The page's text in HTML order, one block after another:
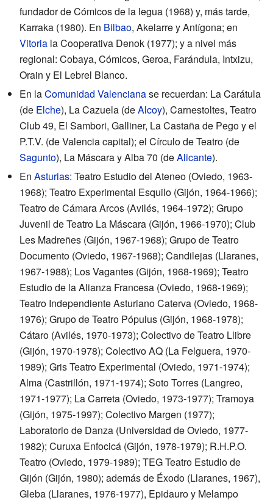
fundador de Cómicos de la legua (1968) y, más tarde,
Karraka (1980). En Bilbao, Akelarre y Antígona; en
Vitoria la Cooperativa Denok (1977); y a nivel más
regional: Cobaya, Cómicos, Geroa, Farándula, Intxizu,
Orain y El Lebrel Blanco.
En laComunidad Valencianase recuerdan: La Carátula
(de Elche), La Cazuela (deAlcoy), Carnestoltes, Teatro
Club 49, El Sambori, Galliner, La Castaña de Pego y el
P.T.V. (de Valencia capital); el Círculo de Teatro (de
Sagunto), La Máscara y Alba 70 (deAlicante).
En Asturias: Teatro Estudio del Ateneo (Oviedo, 1963-
1968); Teatro Experimental Esquilo (Gijón, 1964-1966);
Teatro de Cámara Arcos (Avilés, 1964-1972); Grupo
Juvenil de Teatro La Máscara (Gijón, 1966-1970); Club
Les Madreñes (Gijón, 1967-1968); Grupo de Teatro
Documento (Oviedo, 1967-1968); Candilejas (Llaranes,
1967-1988); Los Vagantes (Gijón, 1968-1969); Teatro
Estudio de la Alianza Francesa (Oviedo, 1968-1969);
Teatro Independiente Asturiano Caterva (Oviedo, 1968-
1976); Grupo de Teatro Pópulus (Gijón, 1968-1978);
Cátaro (Avilés, 1970-1973); Colectivo de Teatro Llibre
(Gijón, 1970-1978); Colectivo AQ (La Felguera, 1970-
1989); Gris Teatro Experimental (Oviedo, 1971-1974);
Alma (Castrillón, 1971-1974); Soto Torres (Langreo,
1971-1977); La Carreta (Oviedo, 1973-1977); Tramoya
(Gijón, 1975-1997); Colectivo Margen (1977);
Laboratorio de Danza (Universidad de Oviedo, 1977-
1982); Curuxa Enfocicá (Gijón, 1978-1979); R.H.P.O.
Teatro (Oviedo, 1979-1989); TEG Teatro Estudio de
Gijón (Gijón, 1980); además de Éxodo (Llaranes, 1967),
Gleba (Llaranes, 1976-1977), Epidauro y Melampo